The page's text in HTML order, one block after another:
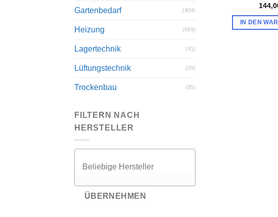
Gartenbedarf (404)
Heizung (669)
Lagertechnik (41)
Lüftungstechnik (29)
Trockenbau (95)
FILTERN NACH
HERSTELLER
ÜBERNEHMEN
IN DEN